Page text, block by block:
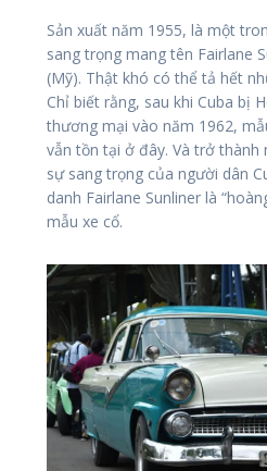
Sản xuất năm 1955, là một
sang trọng mang tên Fairlane
(Mỹ). Thật khó có thể tả hết
Chỉ biết rằng, sau khi Cuba bị
thương mại vào năm 1962,
vẫn tồn tại ở đây. Và trở thành
sự sang trọng của người dân
danh Fairlane Sunliner là
mẫu xe cổ.